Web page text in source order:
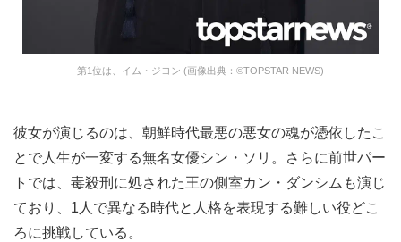
第1位は、イム・ジヨン (画像出典：©TOPSTAR NEWS)
彼女が演じるのは、朝鮮時代最悪の悪女の魂が憑依したこ
とで人生が一変する無名女優シン・ソリ。さらに前世パー
トでは、毒殺刑に処された王の側室カン・ダンシムも演じ
ており、1人で異なる時代と人格を表現する難しい役どこ
ろに挑戦している。